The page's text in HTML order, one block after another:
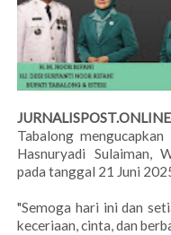
JURNALISPOST.ONLINE
Tabalong
Hasnuryadi Sulaiman,
pada tanggal 21 Juni
"Semoga hari ini dan
keceriaan, cinta, dan